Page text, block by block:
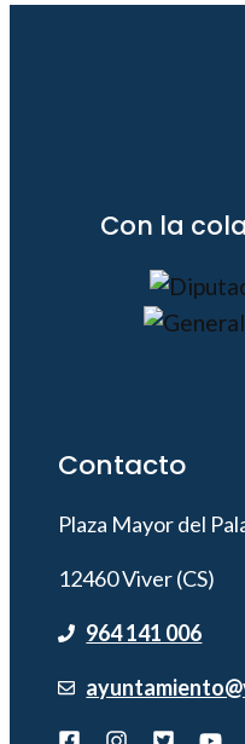
Con la
Contacto
Plaza Mayor del
12460 Viver (CS)
964 141 006